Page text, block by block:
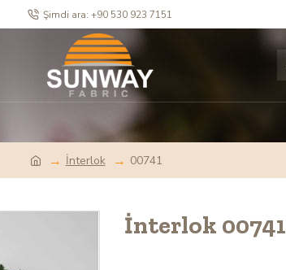
Şimdi ara: +90 530 923 7151
İnterlok 00741
İnterlok 00741